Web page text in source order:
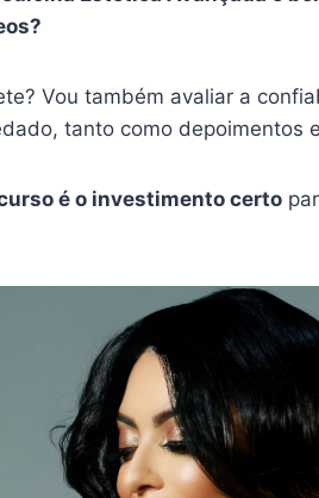
Vou também avaliar a
tanto como depoimentos
é o investimento certo